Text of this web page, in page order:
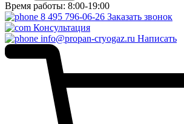
Время работы: 8:00-19:00
8 495 796-06-26 Заказать звонок
Консультация
info@propan-cryogaz.ru Написать